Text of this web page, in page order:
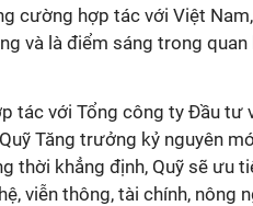
cường hợp tác với Việt
và là điểm sáng trong
tác với Tổng công ty Đầu tư
Tăng trưởng kỷ nguyên
thời khẳng định, Quỹ sẽ ưu
viễn thông, tài chính, nông